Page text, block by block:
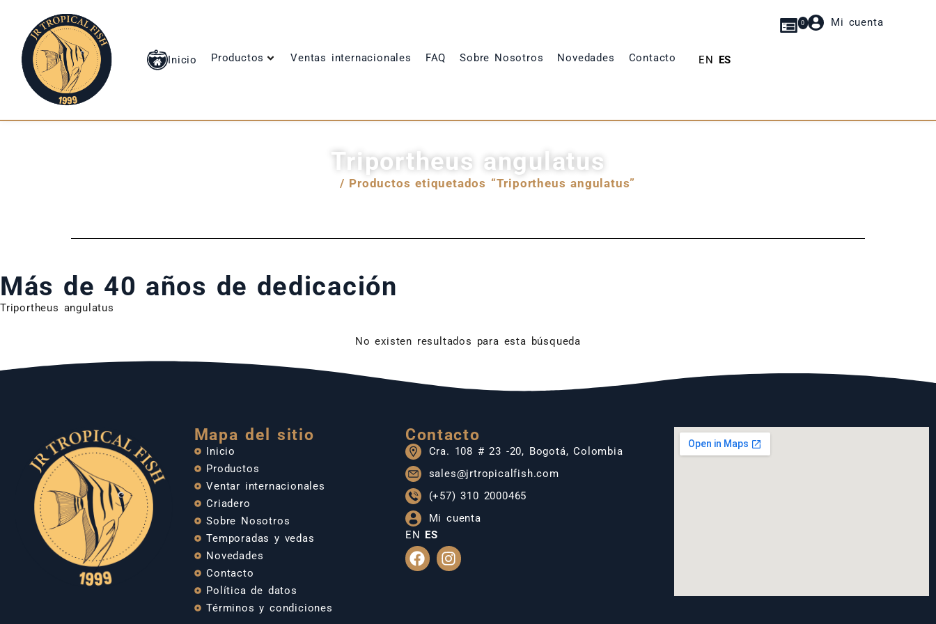
Inicio Productos Ventas internacionales FAQ Sobre Nosotros Novedades Contacto EN ES
0 Mi cuenta
Triportheus angulatus
/ Productos etiquetados “Triportheus angulatus”
Más de 40 años de dedicación
Triportheus angulatus
No existen resultados para esta búsqueda
Mapa del sitio
Inicio
Productos
Ventar internacionales
Criadero
Sobre Nosotros
Temporadas y vedas
Novedades
Contacto
Política de datos
Términos y condiciones
Contacto
Cra. 108 # 23 -20, Bogotá, Colombia
sales@jrtropicalfish.com
(+57) 310 2000465
Mi cuenta
EN
ES